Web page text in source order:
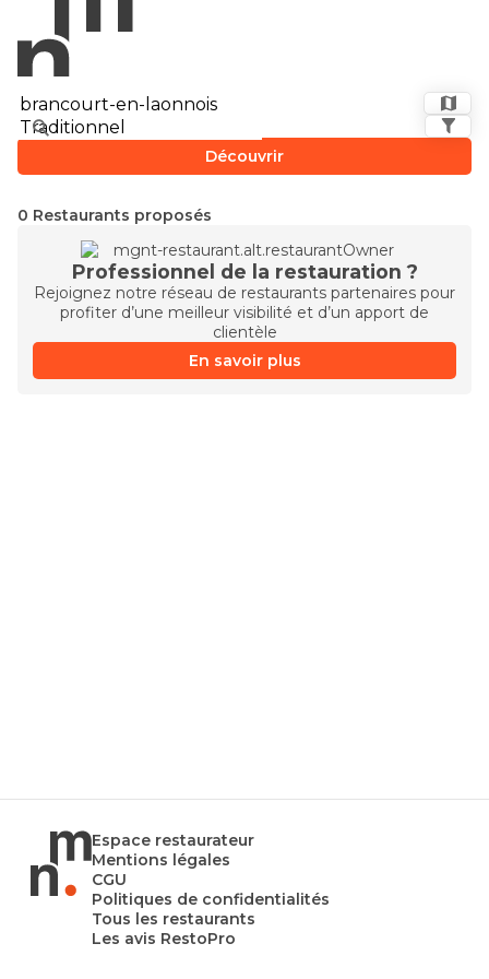
Découvrir
0 Restaurants proposés
Professionnel de la restauration ?
Rejoignez notre réseau de restaurants partenaires pour
profiter d’une meilleur visibilité et d’un apport de
clientèle
En savoir plus
Espace restaurateur
Mentions légales
CGU
Politiques de confidentialités
Tous les restaurants
Les avis RestoPro